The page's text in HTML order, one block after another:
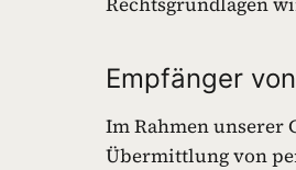
Empfänger
Im Rahmen unserer
Übermittlung von